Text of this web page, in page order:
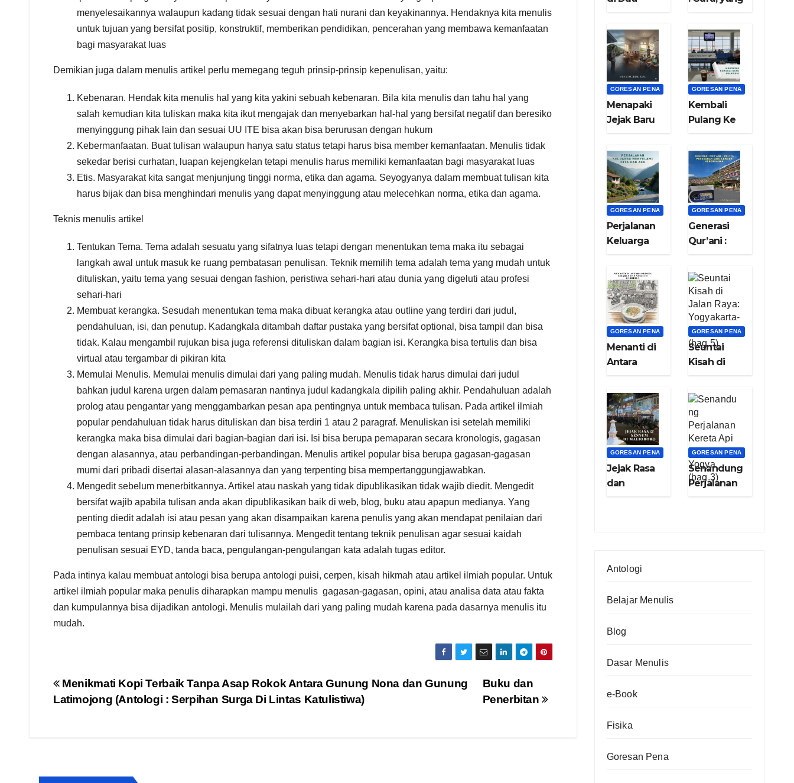
menyelesaikannya walaupun kadang tidak sesuai dengan hati nurani dan keyakinannya. Hendaknya kita menulis
untuk tujuan yang bersifat positip, konstruktif, memberikan pendidikan, pencerahan yang membawa kemanfaatan
bagi masyarakat luas
Demikian juga dalam menulis artikel perlu memegang teguh prinsip-prinsip kepenulisan, yaitu:
Kebenaran. Hendak kita menulis hal yang kita yakini sebuah kebenaran. Bila kita menulis dan tahu hal yang
salah kemudian kita tuliskan maka kita ikut mengajak dan menyebarkan hal-hal yang bersifat negatif dan beresiko
menyinggung pihak lain dan sesuai UU ITE bisa akan bisa berurusan dengan hukum
Kebermanfaatan. Buat tulisan walaupun hanya satu status tetapi harus bisa member kemanfaatan. Menulis tidak
sekedar berisi curhatan, luapan kejengkelan tetapi menulis harus memiliki kemanfaatan bagi masyarakat luas
Etis. Masyarakat kita sangat menjunjung tinggi norma, etika dan agama. Seyogyanya dalam membuat tulisan kita
harus bijak dan bisa menghindari menulis yang dapat menyinggung atau melecehkan norma, etika dan agama.
Teknis menulis artikel
Tentukan Tema. Tema adalah sesuatu yang sifatnya luas tetapi dengan menentukan tema maka itu sebagai
langkah awal untuk masuk ke ruang pembatasan penulisan. Teknik memilih tema adalah tema yang mudah untuk
dituliskan, yaitu tema yang sesuai dengan fashion, peristiwa sehari-hari atau dunia yang digeluti atau profesi
sehari-hari
Membuat kerangka. Sesudah menentukan tema maka dibuat kerangka atau outline yang terdiri dari judul,
pendahuluan, isi, dan penutup. Kadangkala ditambah daftar pustaka yang bersifat optional, bisa tampil dan bisa
tidak. Kalau mengambil rujukan bisa juga referensi dituliskan dalam bagian isi. Kerangka bisa tertulis dan bisa
virtual atau tergambar di pikiran kita
Memulai Menulis. Memulai menulis dimulai dari yang paling mudah. Menulis tidak harus dimulai dari judul
bahkan judul karena urgen dalam pemasaran nantinya judul kadangkala dipilih paling akhir. Pendahuluan adalah
prolog atau pengantar yang menggambarkan pesan apa pentingnya untuk membaca tulisan. Pada artikel ilmiah
popular pendahuluan tidak harus dituliskan dan bisa terdiri 1 atau 2 paragraf. Menuliskan isi setelah memiliki
kerangka maka bisa dimulai dari bagian-bagian dari isi. Isi bisa berupa pemaparan secara kronologis, gagasan
dengan alasannya, atau perbandingan-perbandingan. Menulis artikel popular bisa berupa gagasan-gagasan
murni dari pribadi disertai alasan-alasannya dan yang terpenting bisa mempertanggungjawabkan.
Mengedit sebelum menerbitkannya. Artikel atau naskah yang tidak dipublikasikan tidak wajib diedit. Mengedit
bersifat wajib apabila tulisan anda akan dipublikasikan baik di web, blog, buku atau apapun medianya. Yang
penting diedit adalah isi atau pesan yang akan disampaikan karena penulis yang akan mendapat penilaian dari
pembaca tentang prinsip kebenaran dari tulisannya. Mengedit tentang teknik penulisan agar sesuai kaidah
penulisan sesuai EYD, tanda baca, pengulangan-pengulangan kata adalah tugas editor.
Pada intinya kalau membuat antologi bisa berupa antologi puisi, cerpen, kisah hikmah atau artikel ilmiah popular. Untuk
artikel ilmiah popular maka penulis diharapkan mampu menulis gagasan-gagasan, opini, atau analisa data atau fakta
dan kumpulannya bisa dijadikan antologi. Menulis mulailah dari yang paling mudah karena pada dasarnya menulis itu
mudah.
Navigasi
Buku dan
Penerbitan
Menikmati Kopi Terbaik Tanpa Asap Rokok Antara Gunung Nona dan Gunung
Latimojong (Antologi : Serpihan Surga Di Lintas Katulistiwa)
Sulawesi
dan Nafas Di
Bumi Jawa”
ditiRU
GORESAN PENA
Menapaki
Jejak Baru
GORESAN PENA
Kembali
Pulang Ke
(bag.9)
GORESAN PENA
Perjalanan
Keluarga
Cita dan Asa
(bag.8)
GORESAN PENA
Generasi
Qur’ani :
Peradaban
dari Lembah
Keberkahan
(bag.7)
GORESAN PENA
Menanti di
Antara
Cisarua dan
Senja di
Garbella
(bag.6)
GORESAN PENA
Seuntai
Kisah di
Yogyakarta-
Bogor
(bag.5)
GORESAN PENA
Jejak Rasa
dan
GORESAN PENA
Senandung
Perjalanan
Antologi
Belajar Menulis
Blog
Dasar Menulis
e-Book
Fisika
Goresan Pena